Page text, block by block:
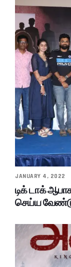
JANUARY 4, 2022
டிக் டாக்
செய்ய